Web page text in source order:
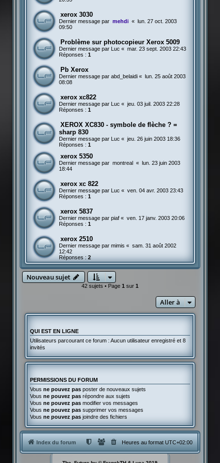
xerox 3030
Dernier message par mehdi «
lun. 27 oct. 2003
09:50
Problème sur photocopieur Xerox 5009
Dernier message par Luc « mar. 23 sept. 2003 22:43
Réponses : 1
Pb Xerox
Dernier message par abd_belaidi«
lun. 25 août 2003
08:08
xerox xc822
Dernier message par Luc « jeu. 03 juil. 2003 22:28
Réponses : 1
XEROX XC830 - symbole de flèche ? =
sharp 830
Dernier message par Luc « jeu. 26 juin 2003 18:36
Réponses : 1
xerox 5350
Dernier message par montreal «
lun. 23 juin 2003
18:44
xerox xc 822
Dernier message par Luc « ven. 04 avr. 2003 23:43
Réponses : 1
xerox 5837
Dernier message par piaf« ven. 17 janv. 2003 20:06
Réponses : 1
xerox 2510
Dernier message par mimis « sam. 31 août 2002
12:42
Réponses :2
Nouveau sujet
42 sujets • Page 1sur 1
Aller à
QUI EST EN LIGNE
Utilisateurs parcourant ce forum : Aucun utilisateur enregistré et 8
invités
PERMISSIONS DU FORUM
Vous ne pouvez pasposter de nouveaux sujets
Vous ne pouvez pasrépondre aux sujets
Vous ne pouvez pasmodifier vos messages
Vous ne pouvez passupprimer vos messages
Vous ne pouvez pasjoindre des fichiers
Index du forum Heures au formatUTC+02:00